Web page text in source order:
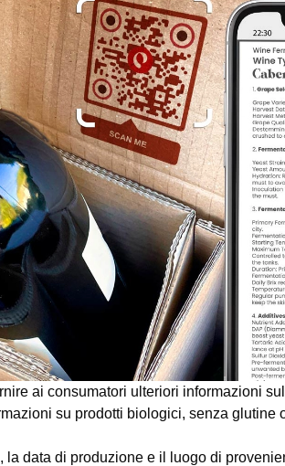
ai consumatori ulteriori informazioni
su prodotti biologici, senza glutine
data di produzione e il luogo di